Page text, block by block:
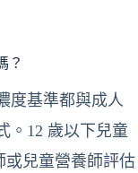
？
度基準都與成人
。12 歲以下兒童
或兒童營養師評估